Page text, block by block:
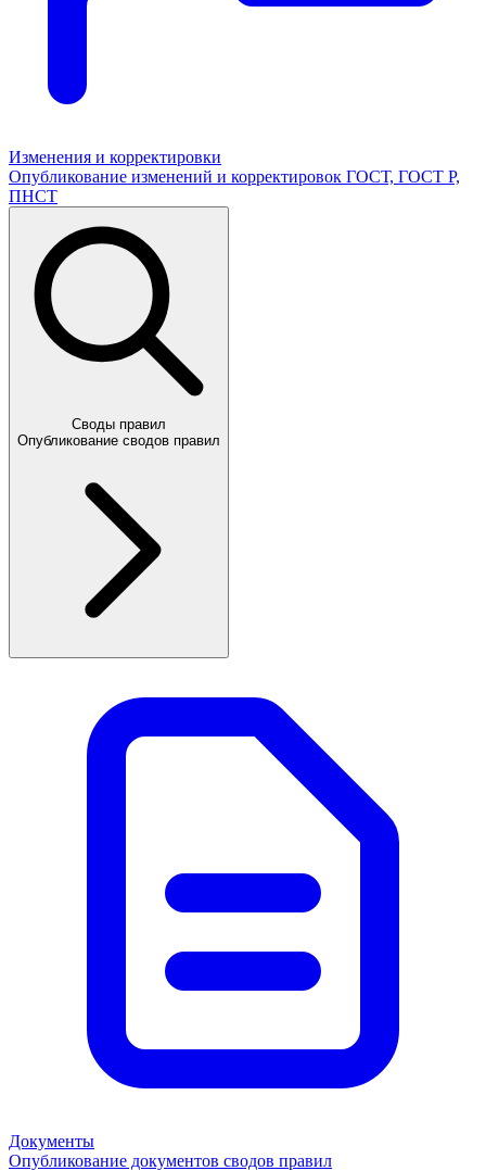
Изменения и корректировки
Опубликование изменений и корректировок ГОСТ, ГОСТ Р,
ПНСТ
Своды правил
Опубликование сводов правил
Документы
Опубликование документов сводов правил